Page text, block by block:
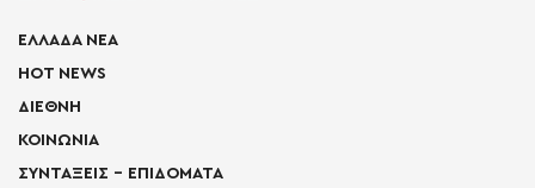
ΕΛΛΑΔΑ ΝΕΑ
HOT NEWS
ΔΙΕΘΝΗ
ΚΟΙΝΩΝΙΑ
ΣΥΝΤΑΞΕΙΣ – ΕΠΙΔΟΜΑΤΑ